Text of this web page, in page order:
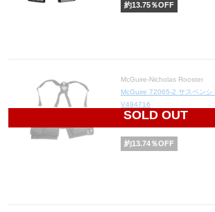
約13.75％OFF
SOLD OUT
McGuire-Nicholas Rooster
McGuire 72065-2 サスペンシ
V494716
9,066
約13.74％OFF